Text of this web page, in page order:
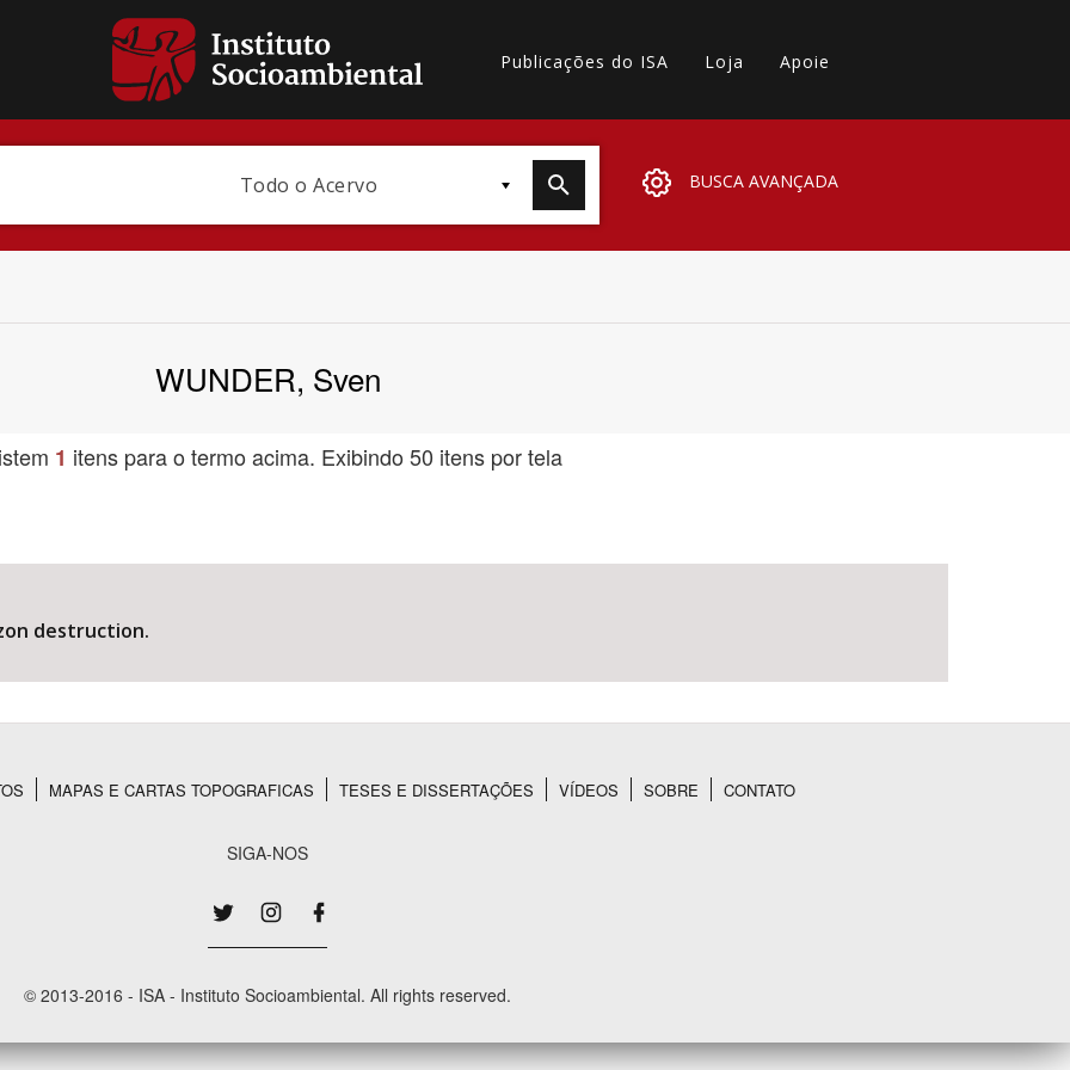
Publicações do ISA Loja Apoie
Todo o Acervo BUSCA AVANÇADA
Bioma / Bacia
WUNDER, Sven
1 itens para o termo acima. Exibindo 50 itens por tela
destruction.
MAPAS E CARTAS TOPOGRAFICAS TESES E DISSERTAÇÕES VÍDEOS SOBRE CONTATO
SIGA-NOS
© 2013-2016 - ISA - Instituto Socioambiental. All rights reserved.